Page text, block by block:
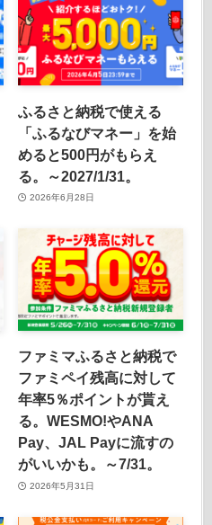
ふるさと納税で使える
「ふるなびマネー」を始
めると500円がもらえ
る。～2027/1/31。
2026年6月28日
ファミマふるさと納税で
ファミペイ残高に対して
年率5％ポイントが貰え
る。WESMO!やANA
Pay、JAL Payに流すの
がいいかも。～7/31。
2026年5月31日